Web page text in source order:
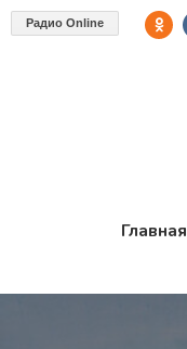
Радио Online
Главная